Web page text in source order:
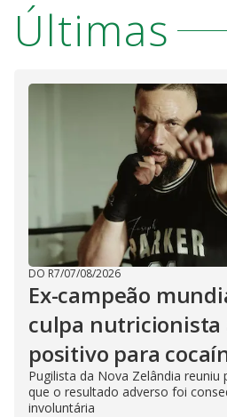
Últimas
DO R7/07/08/2026
Ex-campeão
culpa nutricionista
positivo para
Pugilista da Nova Zelândia
que o resultado adverso foi
involuntária